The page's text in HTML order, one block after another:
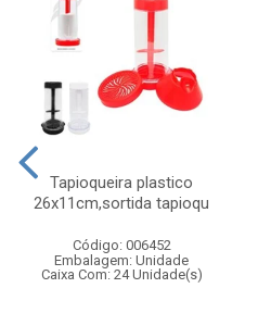
Tapioqueira plastico
26x11cm,sortida tapioqu
Código: 006452
Embalagem: Unidade
Caixa Com: 24 Unidade(s)